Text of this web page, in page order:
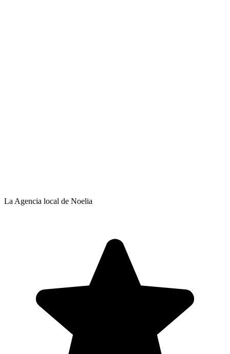
La Agencia local de Noelia